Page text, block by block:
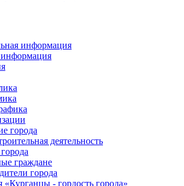
информация
города
деятельность
граждане
города
«Курганцы - гордость города»